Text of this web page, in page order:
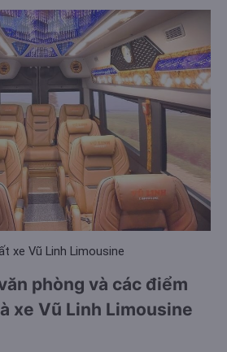
xe Vũ Linh Limousine
phòng và các điểm
xe Vũ Linh Limousine